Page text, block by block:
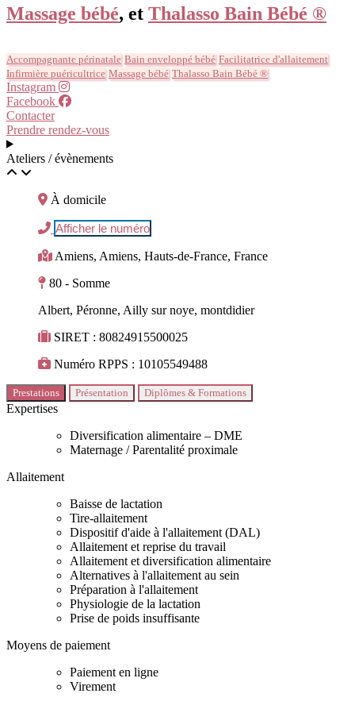
Massage bébé, et Thalasso Bain Bébé ®
Accompagnante périnatale Bain enveloppé bébé Facilitatrice d'allaitement
Infirmière puéricultrice Massage bébé Thalasso Bain Bébé ®
Instagram
Facebook
Contacter
Prendre rendez-vous
Ateliers / évènements
À domicile
Afficher le numéro
Amiens, Amiens, Hauts-de-France, France
80 - Somme
Albert, Péronne, Ailly sur noye, montdidier
SIRET : 80824915500025
Numéro RPPS : 10105549488
Prestations Présentation Diplômes & Formations
Expertises
Diversification alimentaire – DME
Maternage / Parentalité proximale
Allaitement
Baisse de lactation
Tire-allaitement
Dispositif d'aide à l'allaitement (DAL)
Allaitement et reprise du travail
Allaitement et diversification alimentaire
Alternatives à l'allaitement au sein
Préparation à l'allaitement
Physiologie de la lactation
Prise de poids insuffisante
Moyens de paiement
Paiement en ligne
Virement